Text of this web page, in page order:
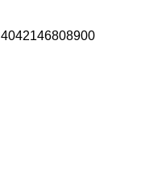
4042146808900